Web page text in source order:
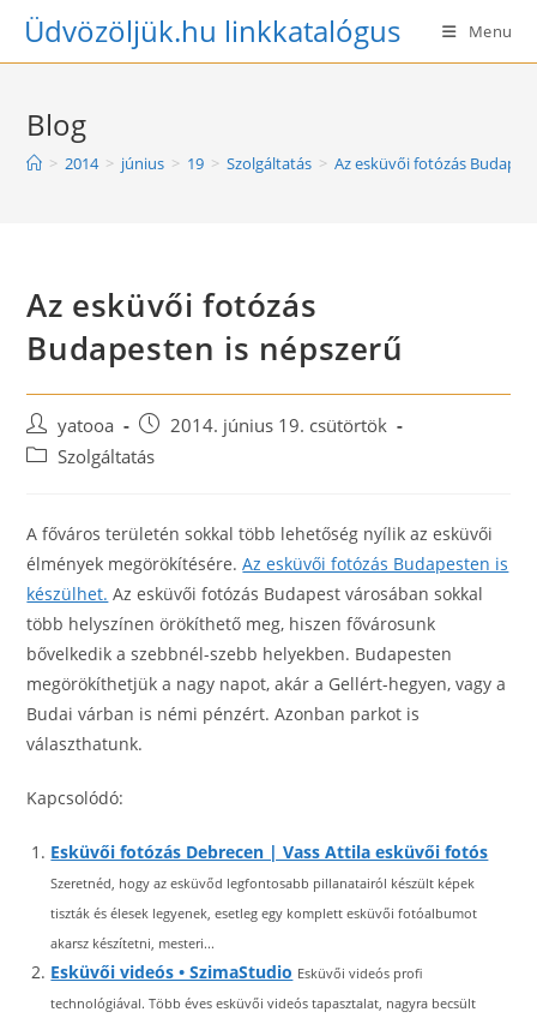
SkipÜdvözöljük.hu linkkatalógus Menu
Blog
> 2014 > június > 19 > Szolgáltatás > Az esküvői fotózás
Az esküvői fotózás
Budapesten is népszerű
Post
author:
yatooa
Post
published:
2014. június 19. csütörtök
PostSzolgáltatás
A főváros területén sokkal több lehetőség nyílik az esküvői
élmények megörökítésére.Az esküvői fotózás Budapesten is
készülhet. Az esküvői fotózás Budapest városában sokkal
több helyszínen örökíthető meg, hiszen fővárosunk
bővelkedik a szebbnél-szebb helyekben. Budapesten
megörökíthetjük a nagy napot, akár a Gellért-hegyen, vagy a
Budai várban is némi pénzért. Azonban parkot is
választhatunk.
Kapcsolódó:
Esküvői fotózás Debrecen | Vass Attila esküvői fotós
Szeretnéd, hogy az esküvőd legfontosabb pillanatairól készült képek
tiszták és élesek legyenek, esetleg egy komplett esküvői fotóalbumot
akarsz készítetni, mesteri...
Esküvői videós • SzimaStudio Esküvői videós profi
technológiával. Több éves esküvői videós tapasztalat, nagyra becsült